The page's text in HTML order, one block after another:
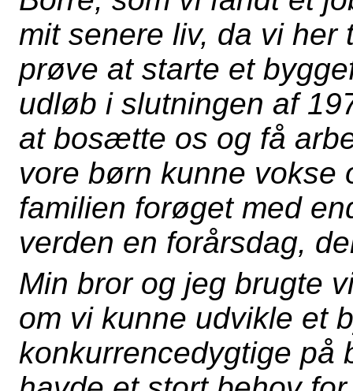
mit senere liv, da vi
prøve at starte et
udløb i slutningen af
at bosætte os og få
vore børn kunne vokse
familien forøget med
verden en forårsdag,
Min bror og jeg brugte
om vi kunne udvikle et
konkurrencedygtige på